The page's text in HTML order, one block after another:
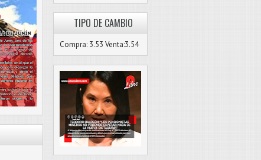
TIPO DE CAMBIO
Compra: 3.53 Venta:3.54